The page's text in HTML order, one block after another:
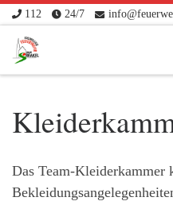
Zum Inhalt springen
112 24/7
Das Team-Kleiderkammer